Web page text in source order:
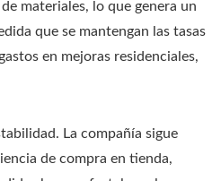
materiales, lo que genera un
que se mantengan las tasas
en mejoras residenciales,
La compañía sigue
de compra en tienda,